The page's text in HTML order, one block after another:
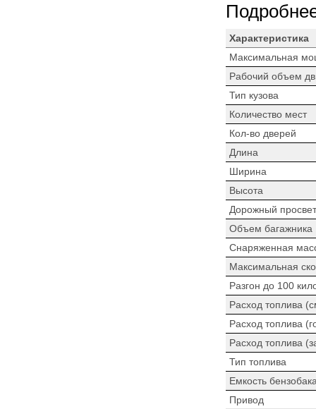
Характеристика
Максимальная
Рабочий объем
Тип кузова
Количество мест
Кол-во дверей
Длина
Ширина
Высота
Дорожный просвет
Объем багажника
Снаряженная
Максимальная
Разгон до 100
Расход топлива
Расход топлива
Расход топлива
Тип топлива
Емкость
Привод